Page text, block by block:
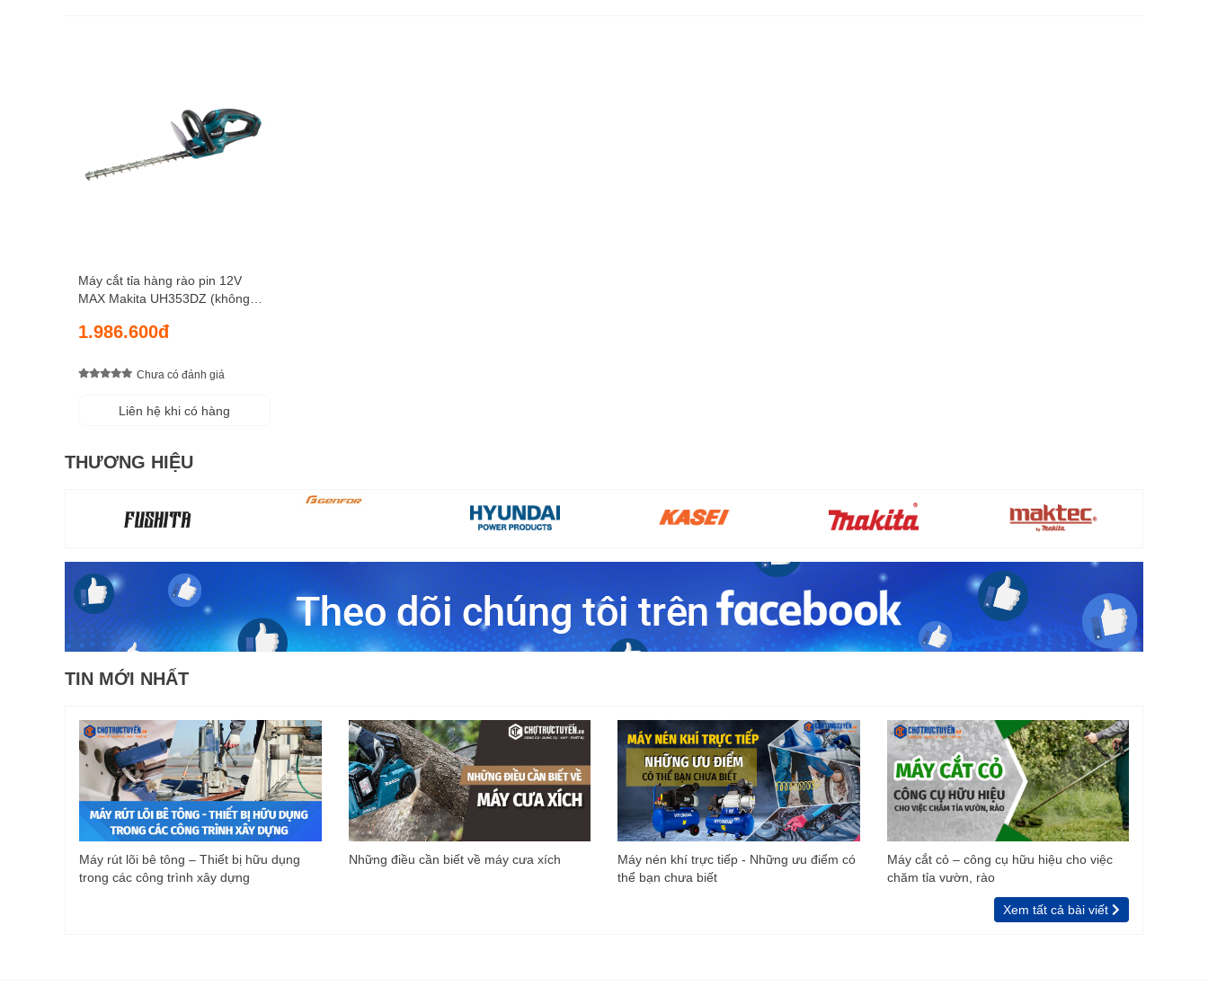
Máy cắt tỉa hàng rào pin 12V
MAX Makita UH353DZ (không
1.986.600đ
Chưa có đánh giá
Liên hệ khi có hàng
THƯƠNG HIỆU
TIN MỚI NHẤT
Máy rút lõi bê tông – Thiết bị hữu dụng
trong các công trình xây dựng
Những điều cần biết về máy cưa xích
Máy nén khí trực tiếp - Những ưu điểm có
thể bạn chưa biết
Máy cắt cỏ – công cụ hữu hiệu cho việc
chăm tỉa vườn, rào
Xem tất cả bài viết